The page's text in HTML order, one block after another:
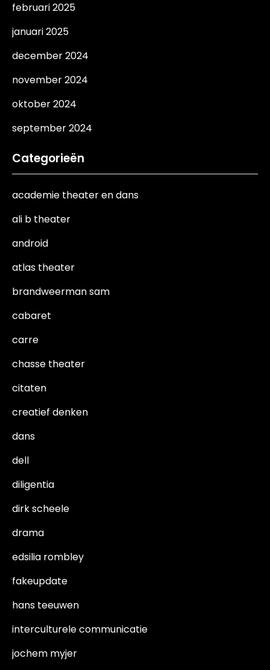
februari 2025
januari 2025
december 2024
november 2024
oktober 2024
september 2024
Categorieën
academie theater en dans
ali b theater
android
atlas theater
brandweerman sam
cabaret
carre
chasse theater
citaten
creatief denken
dans
dell
diligentia
dirk scheele
drama
edsilia rombley
fakeupdate
hans teeuwen
interculturele communicatie
jochem myjer